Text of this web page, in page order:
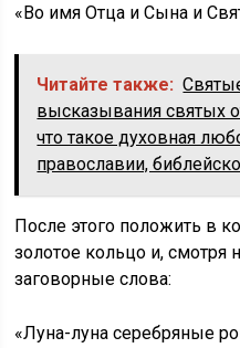
«Во имя Отца и Сына и
Читайте также:
высказывания святых
что такое духовная
православии,
После этого положить в
золотое кольцо и, смотря
заговорные слова:
«Луна-луна серебряные